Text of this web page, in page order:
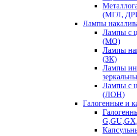
(МГЛ,
Лампы
Лампы с
(МО)
Лампы
(ЗК)
Лампы
Лампы с
(ЛОН)
Галогенные и